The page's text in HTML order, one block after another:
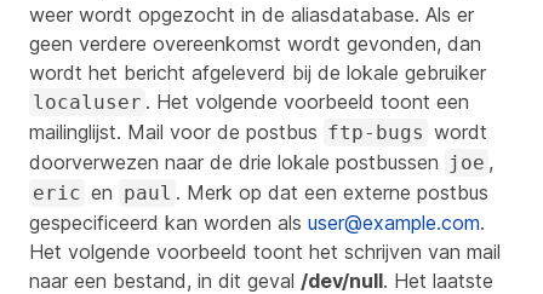
weer wordt opgezocht in de aliasdatabase. Als er
geen verdere overeenkomst wordt gevonden, dan
wordt het bericht afgeleverd bij de lokale gebruiker
localuser . Het volgende voorbeeld toont een
mailinglijst. Mail voor de postbus ftp-bugs wordt
doorverwezen naar de drie lokale postbussen joe ,
eric en paul . Merk op dat een externe postbus
gespecificeerd kan worden als user@example.com.
Het volgende voorbeeld toont het schrijven van mail
naar een bestand, in dit geval /dev/null. Het laatste